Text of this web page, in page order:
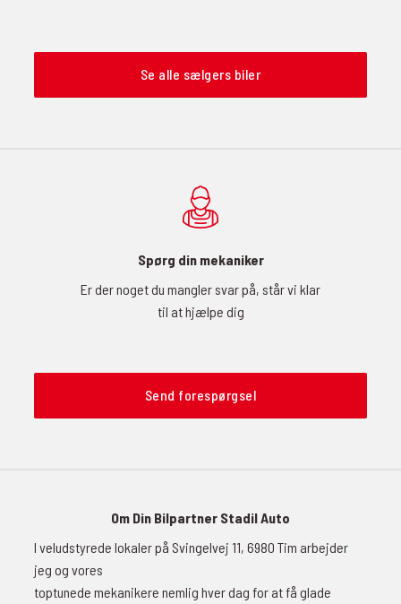
Se alle sælgers biler
Spørg din mekaniker
Er der noget du mangler svar på, står vi klar
til at hjælpe dig
Send forespørgsel
Om Din Bilpartner Stadil Auto
I veludstyrede lokaler på Svingelvej 11, 6980 Tim arbejder
jeg og vores
toptunede mekanikere nemlig hver dag for at få glade